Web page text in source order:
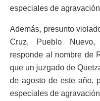
especiales de
Además, presunto
Cruz, Pueblo Nuevo,
responde al nombre de
que un juzgado de
de agosto de este año,
especiales de